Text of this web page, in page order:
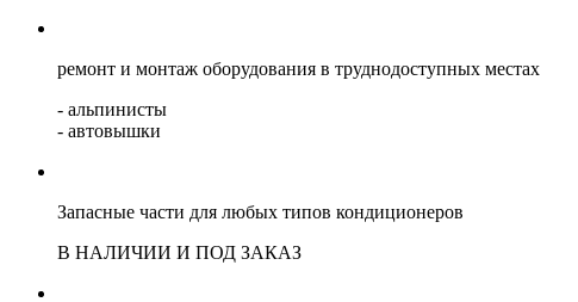
ремонт и монтаж оборудования в труднодоступных местах
- альпинисты
- автовышки
Запасные части для любых типов кондиционеров
В НАЛИЧИИ И ПОД ЗАКАЗ